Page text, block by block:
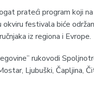
prateći program koji
okviru festivala biće
iz regiona i Evrope.
rukovodi
Ljubuški, Čapljina,